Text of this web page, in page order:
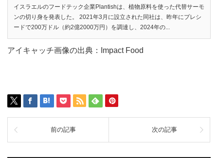
イスラエルのフードテック企業Plantishは、植物原料を使った代替サーモ
ンの切り身を発表した。 2021年3月に設立された同社は、昨年にプレシ
ードで200万ドル（約2億2000万円）を調達し、2024年の...
アイキャッチ画像の出典：Impact Food
前の記事 次の記事